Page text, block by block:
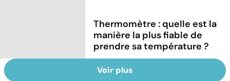
Thermomètre : quelle est la
manière la plus fiable de
prendre sa température ?
Voir plus